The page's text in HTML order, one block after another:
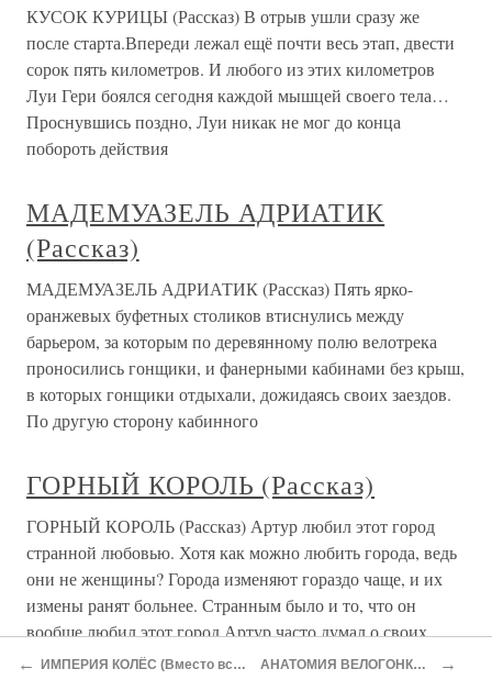
КУСОК КУРИЦЫ (Рассказ) В отрыв ушли сразу же
после старта.Впереди лежал ещё почти весь этап, двести
сорок пять километров. И любого из этих километров
Луи Гери боялся сегодня каждой мышцей своего тела…
Проснувшись поздно, Луи никак не мог до конца
побороть действия
МАДЕМУАЗЕЛЬ АДРИАТИК
(Рассказ)
МАДЕМУАЗЕЛЬ АДРИАТИК (Рассказ) Пять ярко-
оранжевых буфетных столиков втиснулись между
барьером, за которым по деревянному полю велотрека
проносились гонщики, и фанерными кабинами без крыш,
в которых гонщики отдыхали, дожидаясь своих заездов.
По другую сторону кабинного
ГОРНЫЙ КОРОЛЬ (Рассказ)
ГОРНЫЙ КОРОЛЬ (Рассказ) Артур любил этот город
странной любовью. Хотя как можно любить города, ведь
они не женщины? Города изменяют гораздо чаще, и их
измены ранят больнее. Странным было и то, что он
вообще любил этот город,Артур часто думал о своих
отношениях с городом.
← ИМПЕРИЯ КОЛЁС (Вместо вступления) АНАТОМИЯ ВЕЛОГОНКИ (Очерк) →